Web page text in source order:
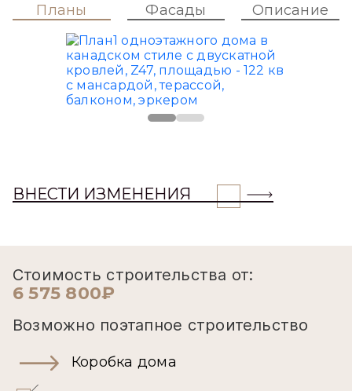
Планы Фасады Описание
ВНЕСТИ ИЗМЕНЕНИЯ
Стоимость строительства от:
6 575 800₽
Возможно поэтапное строительство
Коробка дома